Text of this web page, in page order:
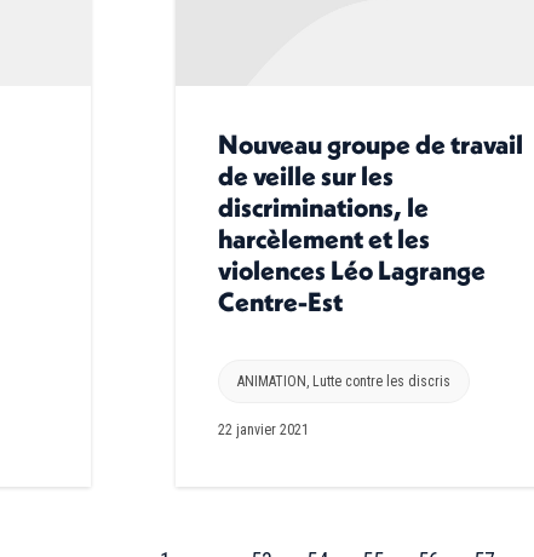
Nouveau groupe de travail
de veille sur les
discriminations, le
harcèlement et les
violences Léo Lagrange
Centre-Est
ANIMATION , Lutte contre les discris
22 janvier 2021